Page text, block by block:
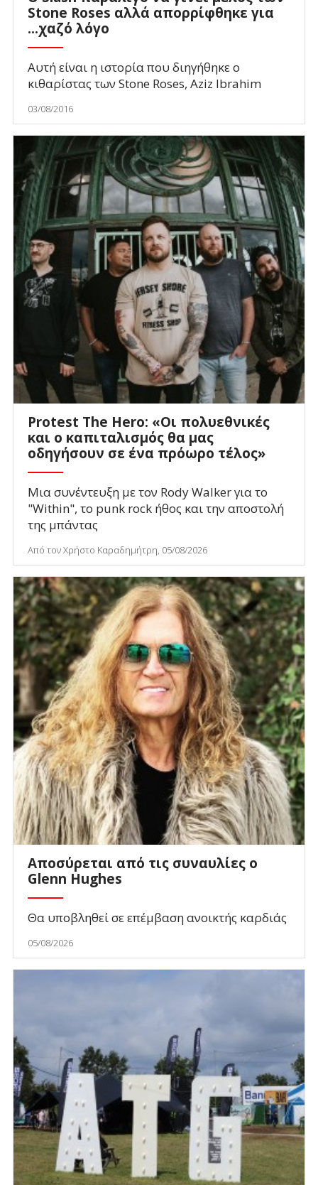
Stone Roses αλλά απορρίφθηκε για
...χαζό λόγο
Αυτή είναι η ιστορία που διηγήθηκε ο
κιθαρίστας των Stone Roses, Aziz Ibrahim
03/08/2016
Protest The Hero: «Οι πολυεθνικές
και ο καπιταλισμός θα μας
οδηγήσουν σε ένα πρόωρο τέλος»
Μια συνέντευξη με τον Rody Walker για το
"Within", το punk rock ήθος και την αποστολή
της μπάντας
Από τον Χρήστο Καραδημήτρη, 05/08/2026
Αποσύρεται από τις συναυλίες ο
Glenn Hughes
Θα υποβληθεί σε επέμβαση ανοικτής καρδιάς
05/08/2026